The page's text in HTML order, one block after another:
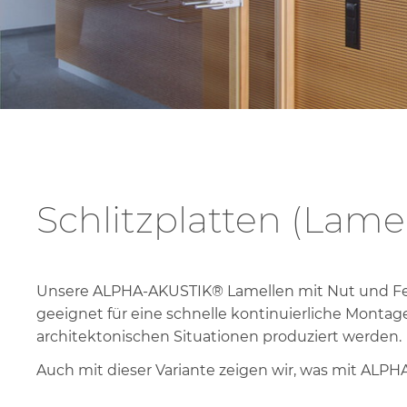
Schlitzplatten
Unsere ALPHA-AKUSTIK® Lamellen mit Nut und
geeignet für eine schnelle kontinuierliche
architektonischen Situationen produziert werden.
Auch mit dieser Variante zeigen wir, was mit